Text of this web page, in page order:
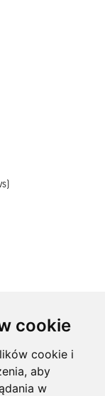
cookie
cookie i
aby
w
W tym celu
Interactive pod